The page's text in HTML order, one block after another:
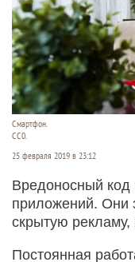
Смартфон.
СС0.
25 февраля 2019 в 23:12
Вредоносный код
приложений. Они
скрытую
Постоянная